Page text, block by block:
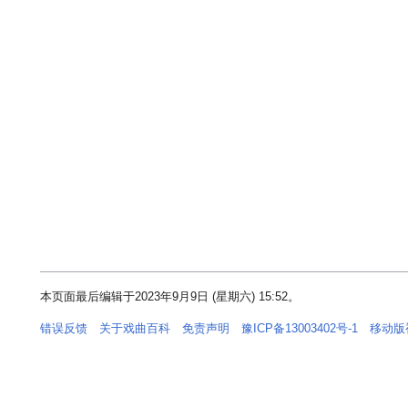
本页面最后编辑于2023年9月9日 (星期六) 15:52。
错误反馈 关于戏曲百科 免责声明 豫ICP备13003402号-1 移动版